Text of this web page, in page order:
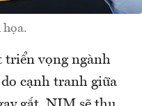
triển vọng ngành
cạnh tranh giữa